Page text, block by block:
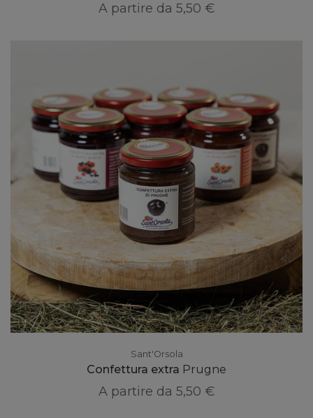
A partire da 5,50 €
Sant'Orsola
Confettura extra Prugne
A partire da 5,50 €